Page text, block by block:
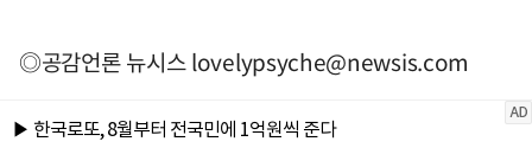
◎공감언론 뉴시스lovelypsyche@newsis.com